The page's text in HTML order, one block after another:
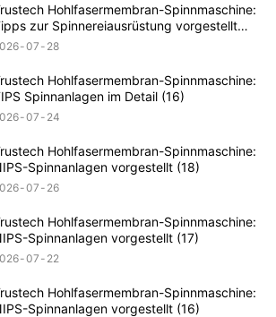
Hohlfasermembran-Spinnmaschine:
zur Spinnereiausrüstung vorgestellt
07 28
Hohlfasermembran-Spinnmaschine:
Spinnanlagen im Detail (16)
07 24
Hohlfasermembran-Spinnmaschine:
Spinnanlagen vorgestellt (18)
07 26
Hohlfasermembran-Spinnmaschine:
Spinnanlagen vorgestellt (17)
07 22
Hohlfasermembran-Spinnmaschine:
Spinnanlagen vorgestellt (16)